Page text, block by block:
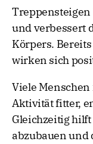
und verbessert
Körpers.
wirken sich
Viele
Aktivität fitter,
Gleichzeitig hilft
abzubauen und